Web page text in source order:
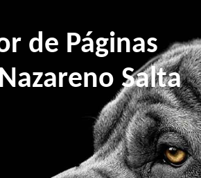
de Páginas
Salta